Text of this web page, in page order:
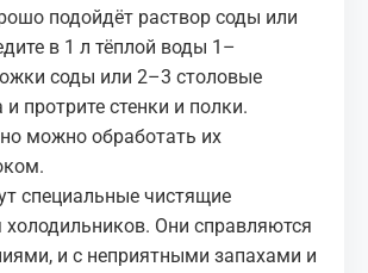
подойдёт раствор соды или
в 1 л тёплой воды 1–
соды или 2–3 столовые
протрите стенки и полки.
можно обработать их
специальные чистящие
холодильников. Они справляются
и с неприятными запахами и